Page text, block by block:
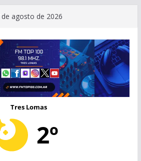
de agosto de 2026
Tres Lomas
2º